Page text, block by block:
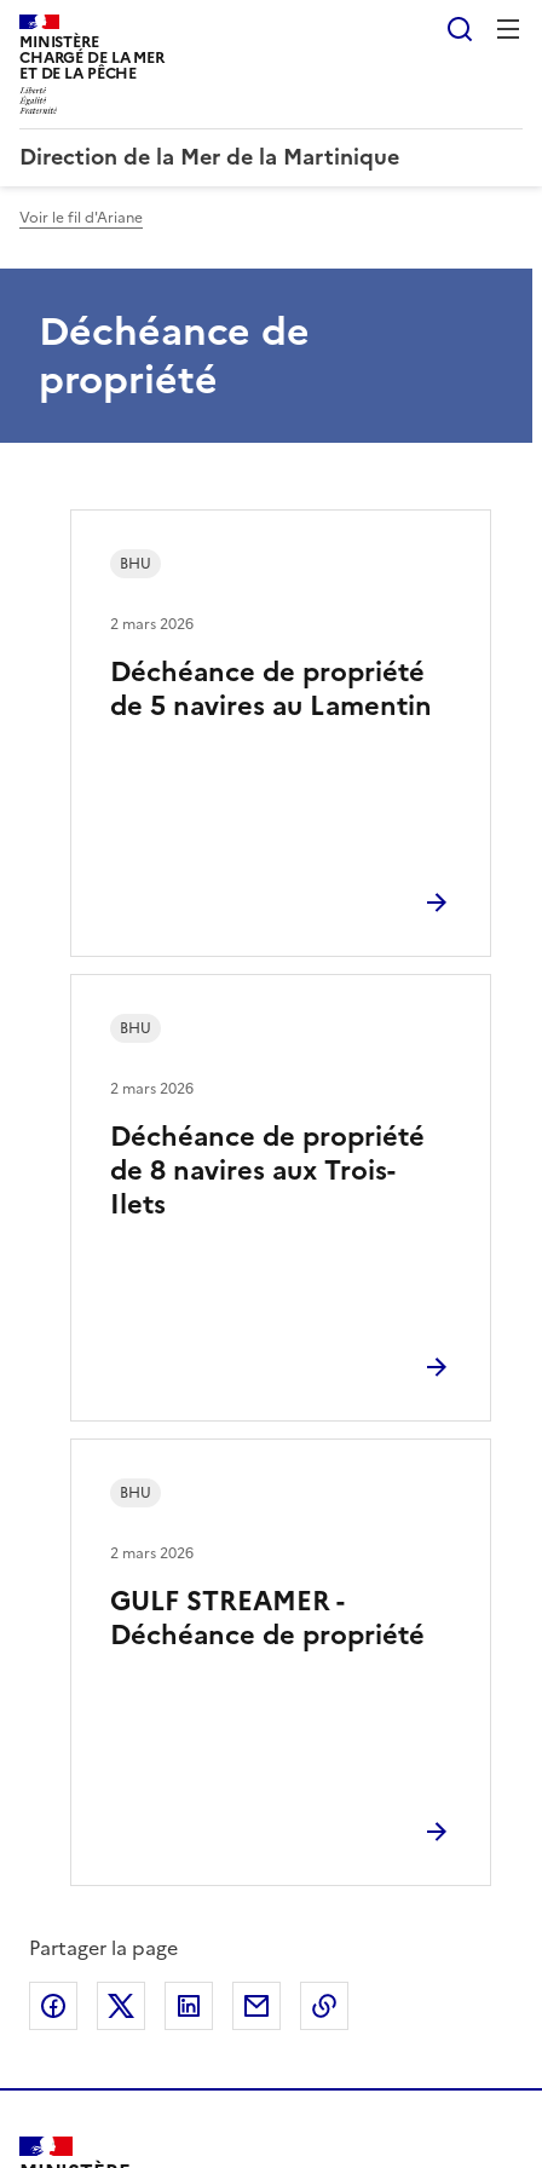
MINISTÈRE
CHARGÉ DE LA MER
ET DE LA PÊCHE
Direction de la Mer de la Martinique
Voir le fil d'Ariane
Déchéance de
propriété
Déchéance de propriété
de 5 navires au Lamentin
BHU
2 mars 2026
Déchéance de propriété
de 8 navires aux Trois-
Ilets
BHU
2 mars 2026
GULF STREAMER -
Déchéance de propriété
BHU
2 mars 2026
Partager la page
Partager sur Facebook
Partager sur XPartager sur LinkedIn
Partager par email